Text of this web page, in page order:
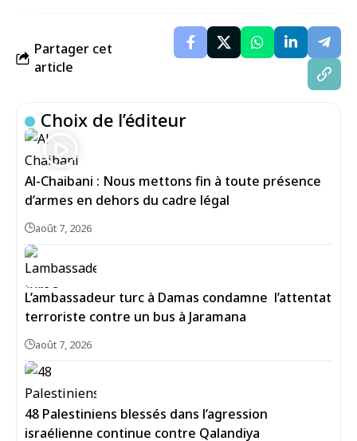
Partager cet
article
Choix de l’éditeur
Al-Chaibani : Nous mettons fin à toute présence
d’armes en dehors du cadre légal
août 7, 2026
L’ambassadeur turc à Damas condamne l’attentat
terroriste contre un bus à Jaramana
août 7, 2026
48 Palestiniens blessés dans l’agression
israélienne continue contre Qalandiya